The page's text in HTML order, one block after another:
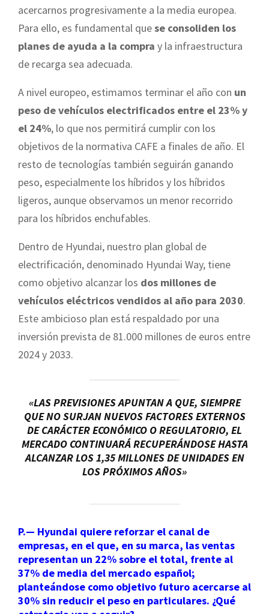
acercarnos progresivamente a la media europea.
Para ello, es fundamental quese consoliden los
planes de ayuda a la compra y la infraestructura
de recarga sea adecuada.
A nivel europeo, estimamos terminar el año con un
peso de vehículos electrificados entre el 23% y
el 24%, lo que nos permitirá cumplir con los
objetivos de la normativa CAFE a finales de año. El
resto de tecnologías también seguirán ganando
peso, especialmente los híbridos y los híbridos
ligeros, aunque observamos un menor recorrido
para los híbridos enchufables.
Dentro de Hyundai, nuestro plan global de
electrificación, denominado Hyundai Way, tiene
como objetivo alcanzar los dos millones de
vehículos eléctricos vendidos al año para 2030.
Este ambicioso plan está respaldado por una
inversión prevista de 81.000 millones de euros entre
2024 y 2033.
«LAS PREVISIONES APUNTAN A QUE, SIEMPRE
QUE NO SURJAN NUEVOS FACTORES EXTERNOS
DE CARÁCTER ECONÓMICO O REGULATORIO, EL
MERCADO CONTINUARÁ RECUPERÁNDOSE HASTA
ALCANZAR LOS 1,35 MILLONES DE UNIDADES EN
LOS PRÓXIMOS AÑOS»
P.— Hyundai quiere reforzar el canal de
empresas, en el que, en su marca, las ventas
representan un 22% sobre el total, frente al
37% de media del mercado español;
planteándose como objetivo futuro acercarse al
30% sin reducir el peso en particulares. ¿Qué